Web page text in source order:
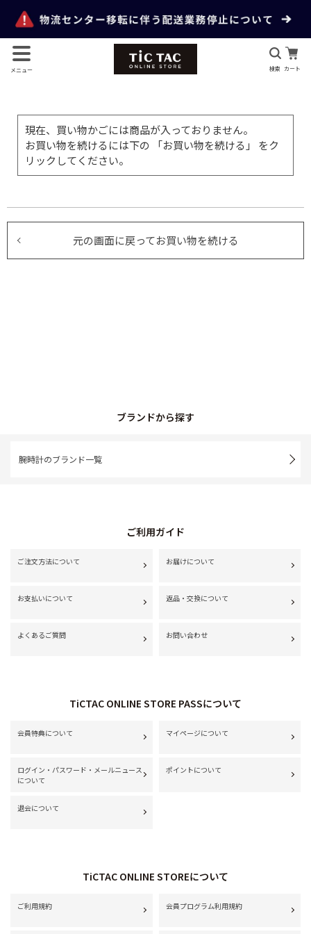
メニュー 検索 カート
現在、買い物かごには商品が入っておりません。
お買い物を続けるには下の 「お買い物を続ける」 をク
リックしてください。
元の画面に戻ってお買い物を続ける
ブランドから探す
腕時計のブランド一覧
ご利用ガイド
ご注文方法について お届けについて
お支払いについて 返品・交換について
よくあるご質問 お問い合わせ
TiCTAC ONLINE STORE PASSについて
会員特典について マイページについて
ログイン・パスワード・メールニュース
について
ポイントについて
退会について
TiCTAC ONLINE STOREについて
ご利用規約 会員プログラム利用規約